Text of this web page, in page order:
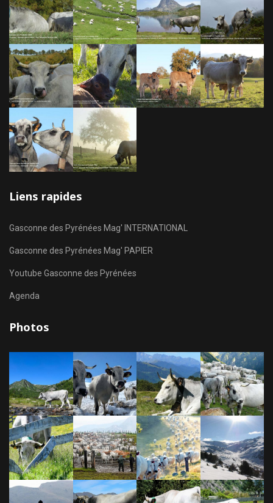
Liens rapides
Gasconne des Pyrénées Mag' INTERNATIONAL
Gasconne des Pyrénées Mag' PAPIER
Youtube Gasconne des Pyrénées
Agenda
Photos